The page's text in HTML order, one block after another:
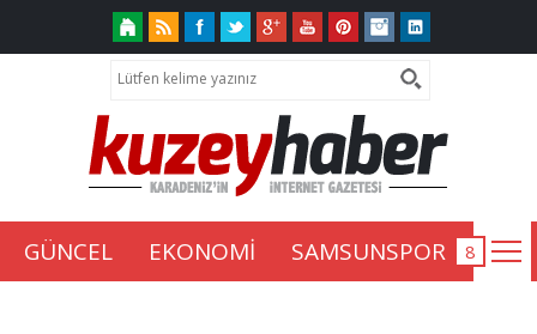
GÜNCEL EKONOMİ SAMSUNSPOR